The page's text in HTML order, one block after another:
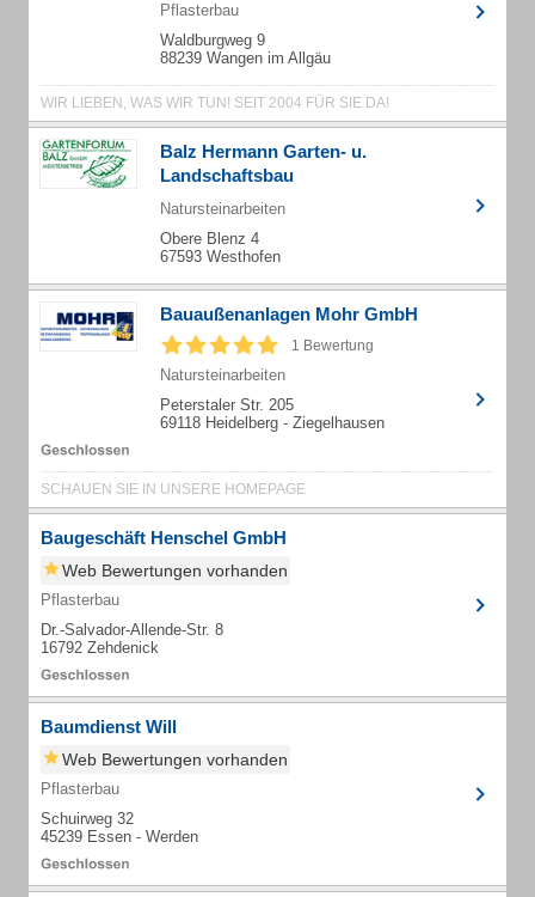
Pflasterbau
Waldburgweg 9
88239 Wangen im Allgäu
WIR LIEBEN, WAS WIR TUN! SEIT 2004 FÜR SIE DA!
Balz Hermann Garten- u.
Landschaftsbau
Natursteinarbeiten
Obere Blenz 4
67593 Westhofen
Bauaußenanlagen Mohr GmbH
1 Bewertung
Natursteinarbeiten
Peterstaler Str. 205
69118 Heidelberg - Ziegelhausen
SCHAUEN SIE IN UNSERE HOMEPAGE
Baugeschäft Henschel GmbH
Web Bewertungen vorhanden
Pflasterbau
Dr.-Salvador-Allende-Str. 8
16792 Zehdenick
Baumdienst Will
Web Bewertungen vorhanden
Pflasterbau
Schuirweg 32
45239 Essen - Werden